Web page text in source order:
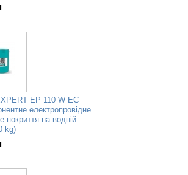
EP 110 W EC
електропровідне
покриття на водній
kg)